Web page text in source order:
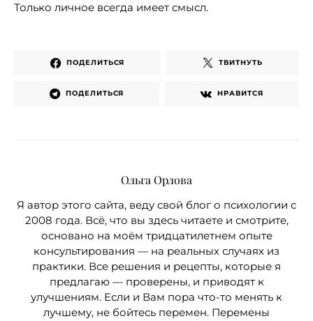
Только личное всегда имеет смысл.
ПОДЕЛИТЬСЯ ТВИТНУТЬ
ПОДЕЛИТЬСЯ НРАВИТСЯ
Ольга Орлова
Я автор этого сайта, веду свой блог о психологии с
2008 года. Всё, что вы здесь читаете и смотрите,
основано на моём тридцатилетнем опыте
консультирования — на реальных случаях из
практики. Все решения и рецепты, которые я
предлагаю — проверены, и приводят к
улучшениям. Если и Вам пора что-то менять к
лучшему, не бойтесь перемен. Перемены